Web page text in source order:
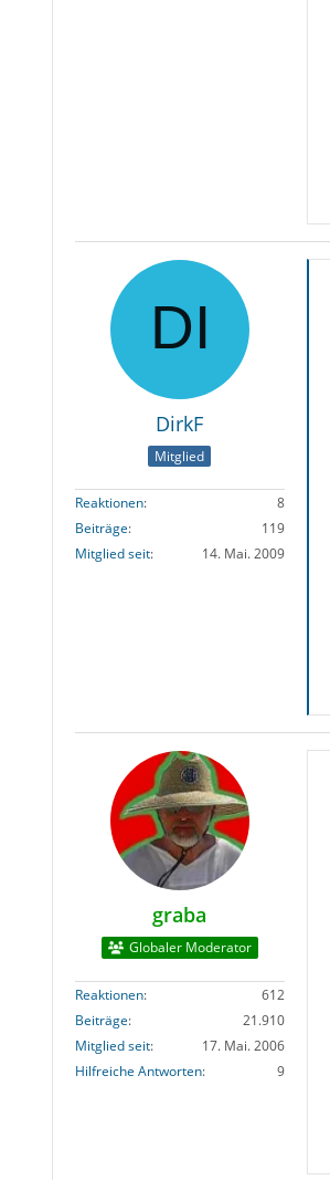
DirkF
Mitglied
Reaktionen
8
Beiträge
119
Mitglied seit
14. Mai. 2009
graba
Globaler Moderator
Reaktionen
612
Beiträge
21.910
Mitglied seit
17. Mai. 2006
Hilfreiche Antworten
9